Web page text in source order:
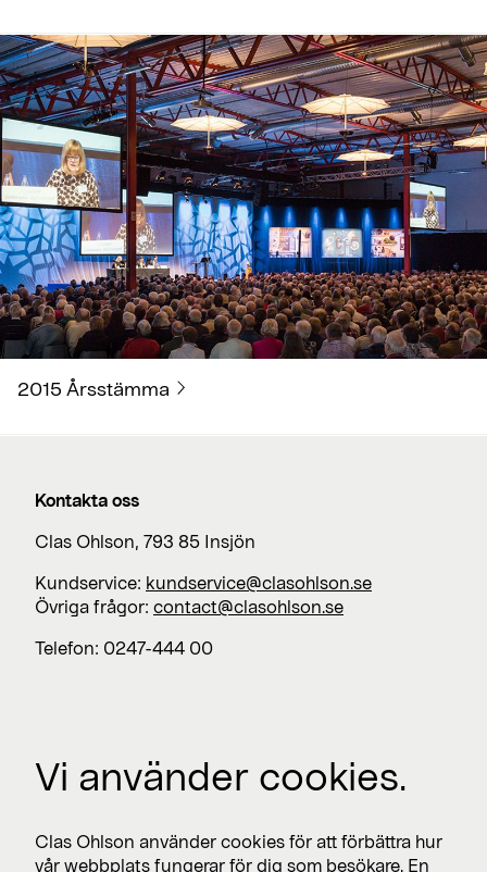
2015 Årsstämma
Kontakta oss
Clas Ohlson, 793 85 Insjön
Kundservice: kundservice@clasohlson.se
Övriga frågor: contact@clasohlson.se
Telefon: 0247-444 00
Lediga jobb >
Nyhetsrum >
Vi använder cookies.
Clas Ohlson använder cookies för att förbättra hur
vår webbplats fungerar för dig som besökare. En